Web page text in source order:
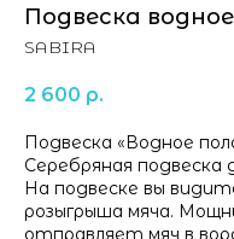
Подвеска
SABIRA
2 600 р.
Подвеска «Водное
Серебряная
На подвеске вы
розыгрыша мяча.
отправляет мяч в